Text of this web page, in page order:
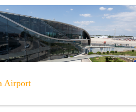
Airport